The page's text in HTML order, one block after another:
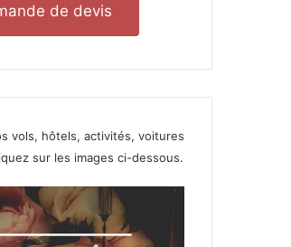
de devis
vols, hôtels, activités, voitures
sur les images ci-dessous.